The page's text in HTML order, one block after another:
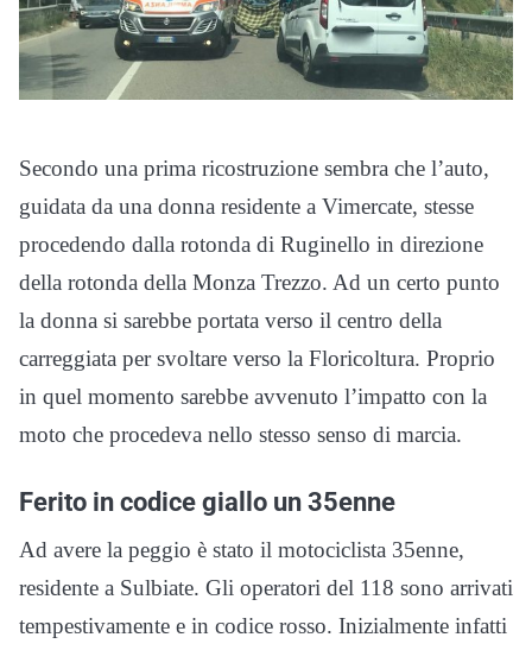
Secondo una prima ricostruzione sembra che l’auto,
guidata da una donna residente a Vimercate, stesse
procedendo dalla rotonda di Ruginello in direzione
della rotonda della Monza Trezzo. Ad un certo punto
la donna si sarebbe portata verso il centro della
carreggiata per svoltare verso la Floricoltura. Proprio
in quel momento sarebbe avvenuto l’impatto con la
moto che procedeva nello stesso senso di marcia.
Ferito in codice giallo un 35enne
Ad avere la peggio è stato il motociclista 35enne,
residente a Sulbiate. Gli operatori del 118 sono arrivati
tempestivamente e in codice rosso. Inizialmente infatti